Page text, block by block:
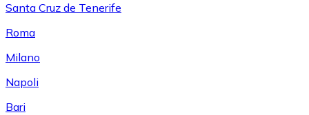
Santa Cruz de Tenerife
Roma
Milano
Napoli
Bari